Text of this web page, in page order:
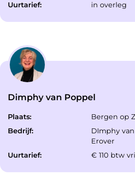
Uurtarief:
in overleg
Dimphy van Poppel
Plaats:
Bergen op
Bedrijf:
DImphy
Erover
Uurtarief:
€ 110 btw